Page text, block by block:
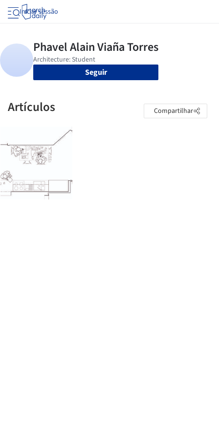
Iniciar sessão
Seguir
Artículos Compartilhar